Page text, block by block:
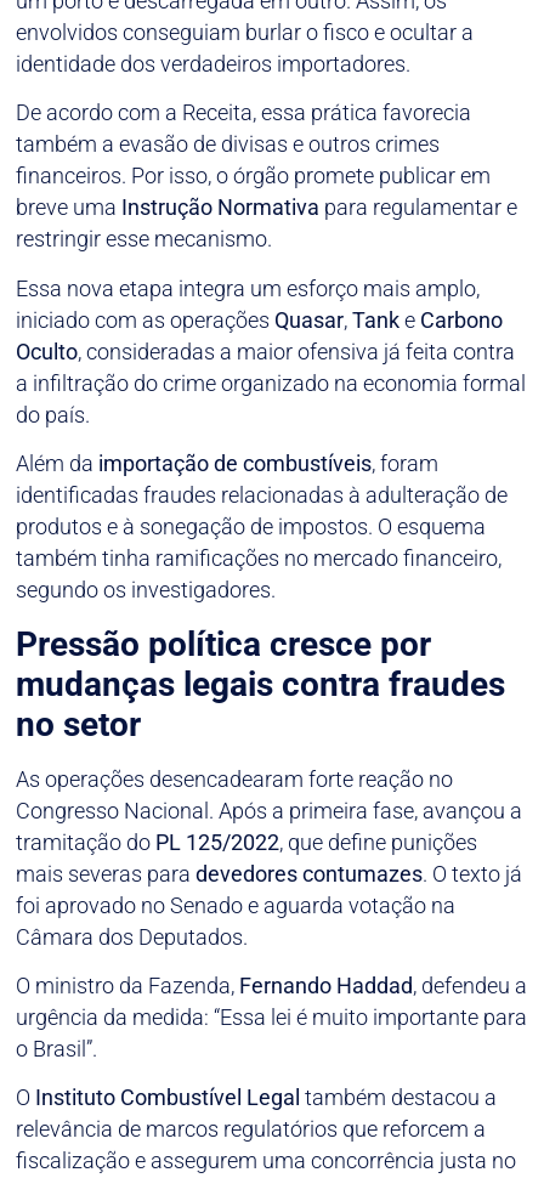
envolvidos conseguiam burlar o fisco e ocultar a
identidade dos verdadeiros importadores.
De acordo com a Receita, essa prática favorecia
também a evasão de divisas e outros crimes
financeiros. Por isso, o órgão promete publicar em
breve uma Instrução Normativa para regulamentar e
restringir esse mecanismo.
Essa nova etapa integra um esforço mais amplo,
iniciado com as operações Quasar,Tanke Carbono
Oculto, consideradas a maior ofensiva já feita contra
a infiltração do crime organizado na economia formal
do país.
Além da importação de combustíveis, foram
identificadas fraudes relacionadas à adulteração de
produtos e à sonegação de impostos. O esquema
também tinha ramificações no mercado financeiro,
segundo os investigadores.
Pressão política cresce por
mudanças legais contra fraudes
no setor
As operações desencadearam forte reação no
Congresso Nacional. Após a primeira fase, avançou a
tramitação do PL 125/2022, que define punições
mais severas paradevedores contumazes. O texto já
foi aprovado no Senado e aguarda votação na
Câmara dos Deputados.
O ministro da Fazenda, Fernando Haddad, defendeu a
urgência da medida: “Essa lei é muito importante para
o Brasil”.
O Instituto Combustível Legal também destacou a
relevância de marcos regulatórios que reforcem a
fiscalização e assegurem uma concorrência justa no